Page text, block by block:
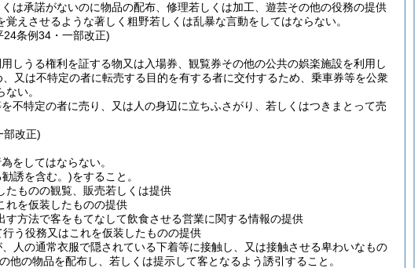
は承諾がないのに物品の配布、修理若しくは加工、遊芸その他の役務の提供
えさせるような著しく粗野若しくは乱暴な言動をしてはならない。
条例34・一部改正)
しうる権利を証する物又は入場券、観覧券その他の公共の娯楽施設を利用し
又は不特定の者に転売する目的を有する者に交付するため、乗車券等を公衆
い。
不特定の者に売り、又は人の身辺に立ちふさがり、若しくはつきまとって売
部改正)
をしてはならない。
誘を含む。)をすること。
たものの観覧、販売若しくは提供
れを仮装したものの提供
方法で客をもてなして飲食させる営業に関する情報の提供
う役務又はこれを仮装したものの提供
人の通常衣服で隠されている下着等に接触し、又は接触させる卑わいなもの
の物品を配布し、若しくは提示して客となるよう誘引すること。